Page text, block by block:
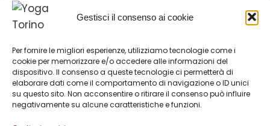
Gestisci il consenso ai cookie
Per fornire le migliori esperienze, utilizziamo tecnologie come i
cookie per memorizzare e/o accedere alle informazioni del
dispositivo. Il consenso a queste tecnologie ci permetterà di
elaborare dati come il comportamento di navigazione o ID unici
su questo sito. Non acconsentire o ritirare il consenso può influire
negativamente su alcune caratteristiche e funzioni.
Facebook
Crocetta
Facebook
Pinelli
Facebook
Lingotto